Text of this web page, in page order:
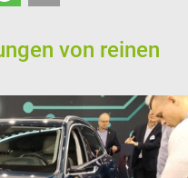
von reinen